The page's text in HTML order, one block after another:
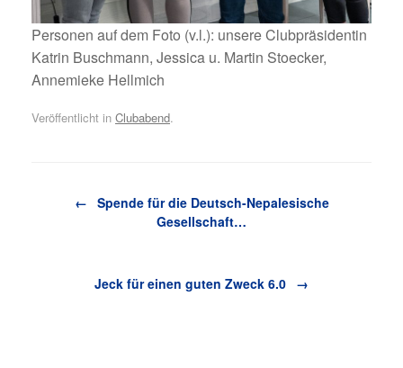
Personen auf dem Foto (v.l.): unsere Clubpräsidentin
Katrin Buschmann, Jessica u. Martin Stoecker,
Annemieke Hellmich
Veröffentlicht in Clubabend.
← Spende für die Deutsch-Nepalesische
Gesellschaft…
Jeck für einen guten Zweck 6.0 →